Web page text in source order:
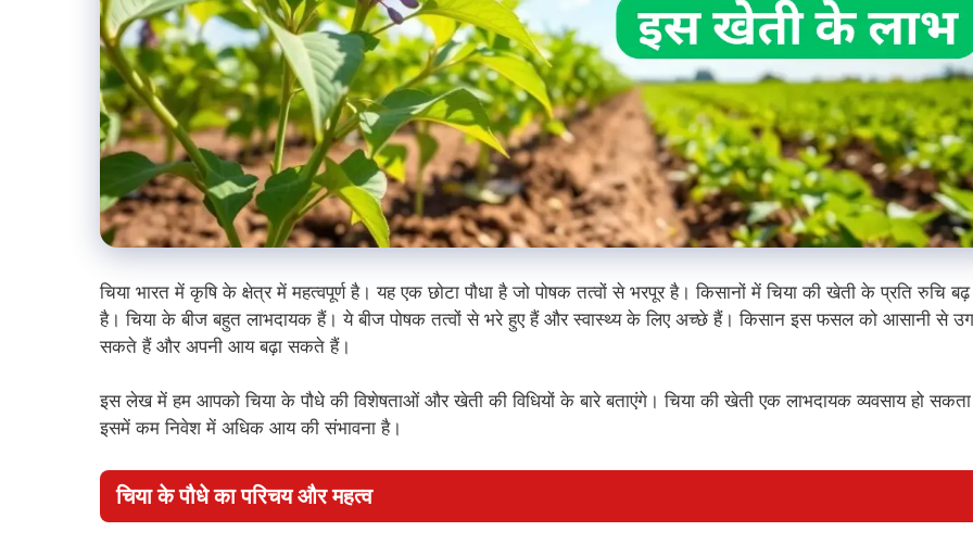
चिया भारत में कृषि के क्षेत्र में महत्वपूर्ण है। यह एक छोटा पौधा है जो पोषक तत्वों से भरपूर है। किसानों में चिया की खेती के प्रति रुचि बढ़
है। चिया के बीज बहुत लाभदायक हैं। ये बीज पोषक तत्वों से भरे हुए हैं और स्वास्थ्य के लिए अच्छे हैं। किसान इस फसल को आसानी से
सकते हैं और अपनी आय बढ़ा सकते हैं।
इस लेख में हम आपको चिया के पौधे की विशेषताओं और खेती की विधियों के बारे बताएंगे। चिया की खेती एक लाभदायक व्यवसाय हो
इसमें कम निवेश में अधिक आय की संभावना है।
चिया के पौधे का परिचय और महत्व